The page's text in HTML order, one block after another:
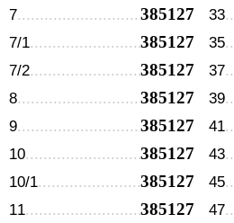
7 385127
7/1 385127
7/2 385127
8 385127
9 385127
10 385127
10/1 385127
11 385127
33
35
37
39
41
43
45
47